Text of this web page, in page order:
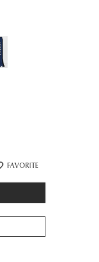
FAVORITE